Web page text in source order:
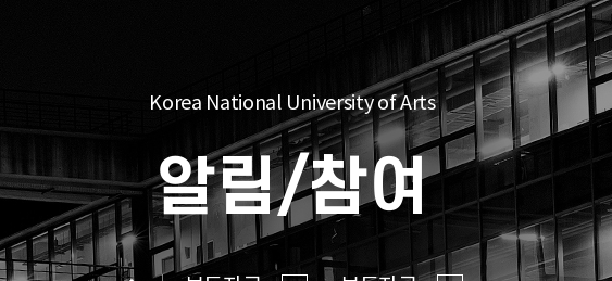
Korea National University of Arts
알림/참여